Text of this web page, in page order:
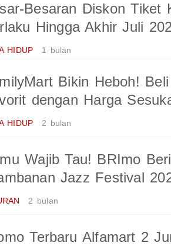
Besaran Diskon Tiket
Hingga Akhir Juli
HIDUP 1 bulan
Bikin Heboh!
dengan Harga
HIDUP 2 bulan
Wajib Tau! BRImo
Jazz Festival
2 bulan
Terbaru Alfamart 2